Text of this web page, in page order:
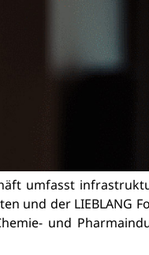
umfasst
und der LIEBLANG
und